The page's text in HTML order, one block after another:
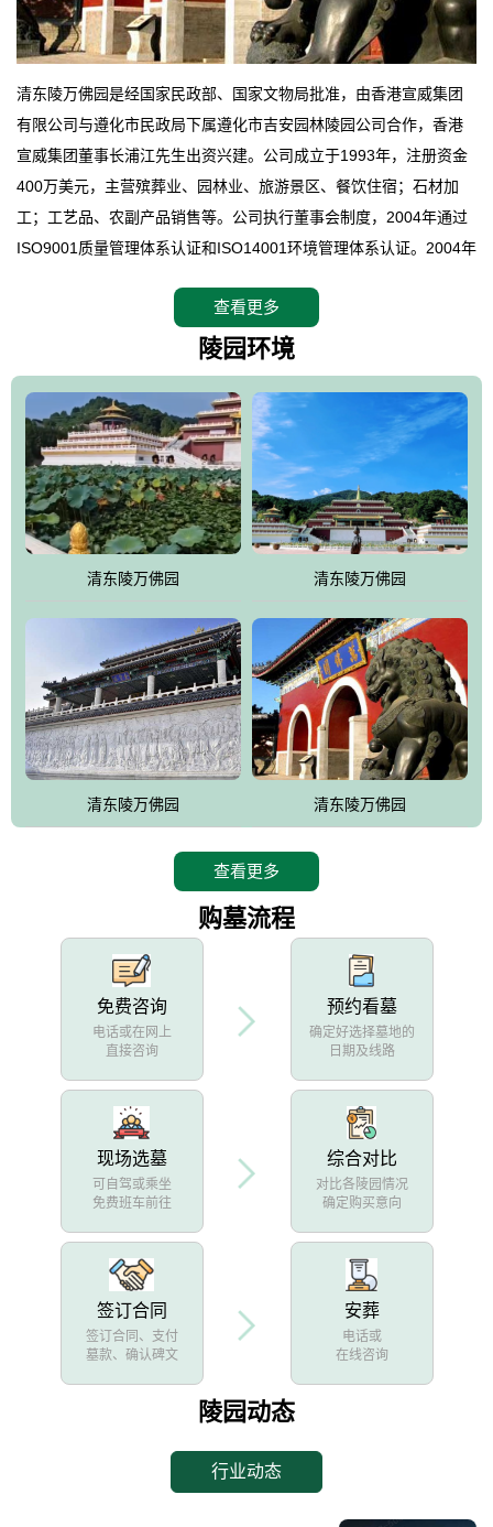
清东陵万佛园是经国家民政部、国家文物局批准，由香港宣威集团
有限公司与遵化市民政局下属遵化市吉安园林陵园公司合作，香港
宣威集团董事长浦江先生出资兴建。公司成立于1993年，注册资金
400万美元，主营殡葬业、园林业、旅游景区、餐饮住宿；石材加
工；工艺品、农副产品销售等。公司执行董事会制度，2004年通过
ISO9001质量管理体系认证和ISO14001环境管理体系认证。2004年
拥有4A级旅游区头衔的花园式陵园，园内建有四星级酒店一座。
万佛园位于遵化市境内，座落在世界文化遗产清东陵地形墙内，地
形绝佳，地理位置优越，交通便利。公司以“建设全国顶级人生后花
园、打造佛教精品旅游圣地”为目标，以海外归侨、国内外知名人士
的墓地安葬、祭祀吊亡并结合旅游参观构成其主要使用功能；以苍
郁绚丽、优雅宜人的园林景观构成其外部形象。通过墓园建设与造
园手法相结合的默契操作，建成一处特色鲜明、服务周全、环境优
美、民族风格突出，与周边文物古迹交相呼应的极具吸引力的花园
式园林。
万佛园工程一期占地448亩，目前完成投资近12亿元人民币，园区采
用全仿古式建筑，寻求与世界文化遗产地清东陵的和谐统一，在园
区建设中寻求陵园建设与景区建设的有机融合，充分发挥独一无二
的地形优势，打造现代艺术园林，建设旅游景观、寺庙、酒店等综
合服务设施，服务于陵园经营，使企业的多元化经营项目相互依
托、相互促进，园区绿化覆盖率达90%。
设计建造各种墓地墓位3万个；主体建筑金宝塔，墓位容量8万个，
能适应不同消费阶层的需求，为客户提供墓碑设计制作服务、特色
查看更多
陵园环境
清东陵万佛园 清东陵万佛园
清东陵万佛园 清东陵万佛园
查看更多
购墓流程
免费咨询
电话或在网上
直接咨询
预约看墓
确定好选择墓地的
日期及线路
现场选墓
可自驾或乘坐
免费班车前往
综合对比
对比各陵园情况
确定购买意向
签订合同
签订合同、支付
墓款、确认碑文
安葬
电话或
在线咨询
陵园动态
行业动态